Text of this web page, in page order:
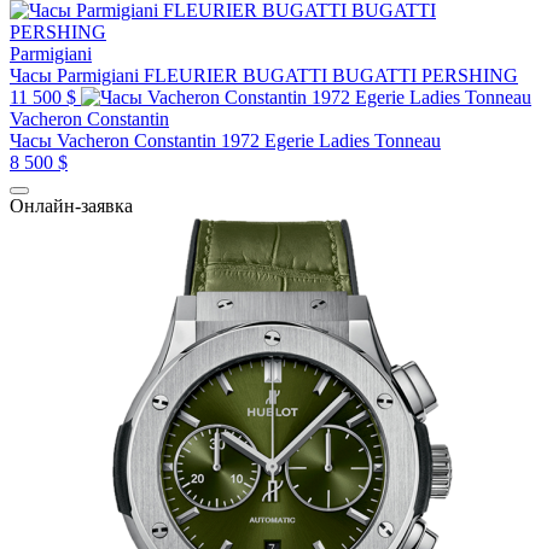
Parmigiani
Часы Parmigiani FLEURIER BUGATTI BUGATTI PERSHING
11 500 $
Vacheron Constantin
Часы Vacheron Constantin 1972 Egerie Ladies Tonneau
8 500 $
Онлайн-заявка